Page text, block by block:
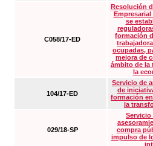
C058/17-ED
Resolución
Empresarial
se
formación
ocupadas,
mejora de
ámbito de la
la
104/17-ED
Servicio de
de
formación
la
029/18-SP
Servicio
compra
impulso de